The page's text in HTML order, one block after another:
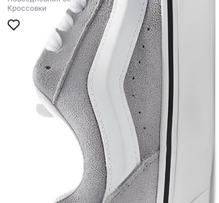
Кроссовки